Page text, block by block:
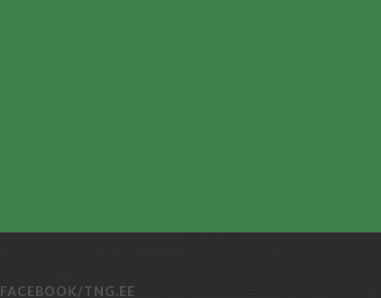
FACEBOOK/TNG.EE